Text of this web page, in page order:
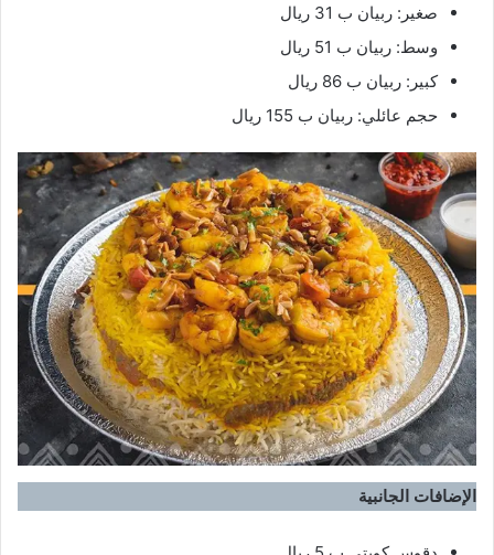
صغير: ربيان ب 31 ريال
وسط: ربيان ب 51 ريال
كبير: ربيان ب 86 ريال
حجم عائلي: ربيان ب 155 ريال
الإضافات الجانبية